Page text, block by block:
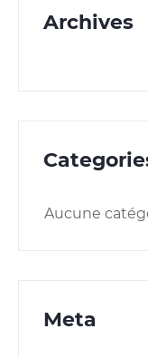
Archives
Aucune
Meta